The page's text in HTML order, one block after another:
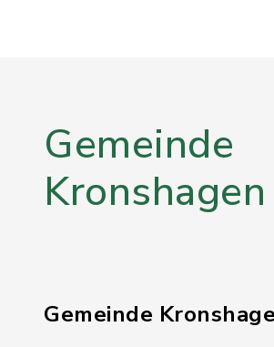
Gemeinde
Kronshagen
Gemeinde